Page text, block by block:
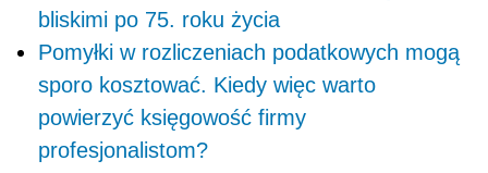
bliskimi po 75. roku życia
Pomyłki w rozliczeniach podatkowych mogą
sporo kosztować. Kiedy więc warto
powierzyć księgowość firmy
profesjonalistom?